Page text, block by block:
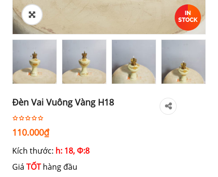
Đèn Vai Vuông Vàng H18
110.000₫
Kích thước: h: 18, Ф:8
Giá TỐThàng đầu